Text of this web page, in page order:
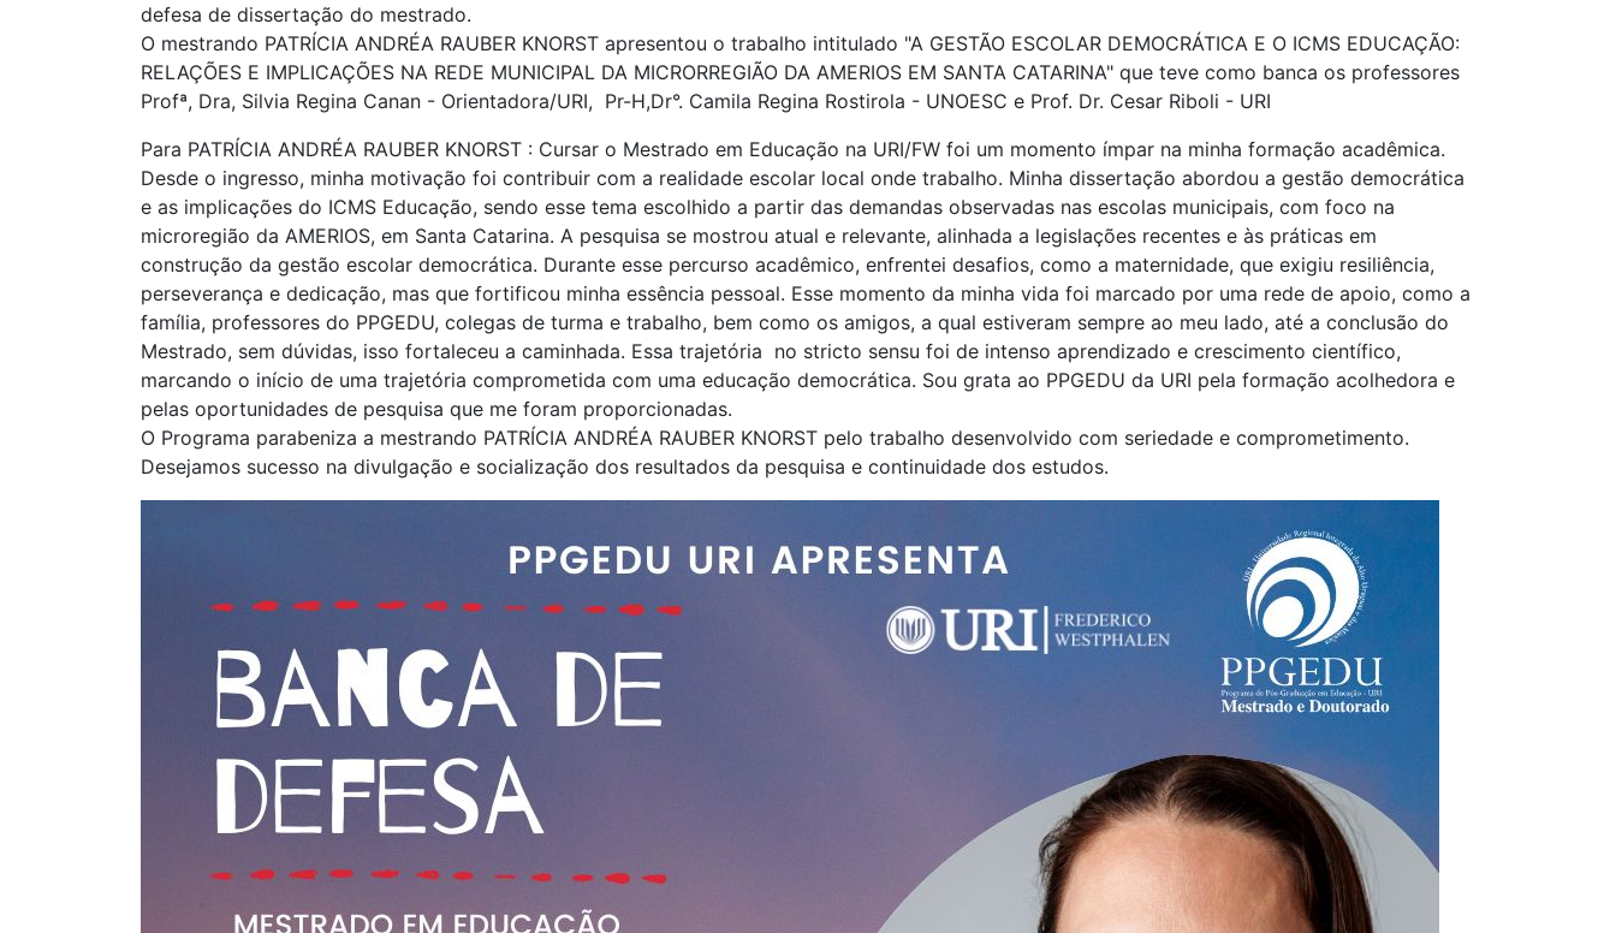
defesa de dissertação do mestrado.
O mestrando PATRÍCIA ANDRÉA RAUBER KNORST apresentou o trabalho intitulado "A GESTÃO ESCOLAR DEMOCRÁTICA E O ICMS EDUCAÇÃO:
RELAÇÕES E IMPLICAÇÕES NA REDE MUNICIPAL DA MICRORREGIÃO DA AMERIOS EM SANTA CATARINA" que teve como banca os professores
Profª, Dra, Silvia Regina Canan - Orientadora/URI, Pr-H,Dr°. Camila Regina Rostirola - UNOESC e Prof. Dr. Cesar Riboli - URI
Para PATRÍCIA ANDRÉA RAUBER KNORST : Cursar o Mestrado em Educação na URI/FW foi um momento ímpar na minha formação acadêmica.
Desde o ingresso, minha motivação foi contribuir com a realidade escolar local onde trabalho. Minha dissertação abordou a gestão democrática
e as implicações do ICMS Educação, sendo esse tema escolhido a partir das demandas observadas nas escolas municipais, com foco na
microregião da AMERIOS, em Santa Catarina. A pesquisa se mostrou atual e relevante, alinhada a legislações recentes e às práticas em
construção da gestão escolar democrática. Durante esse percurso acadêmico, enfrentei desafios, como a maternidade, que exigiu resiliência,
perseverança e dedicação, mas que fortificou minha essência pessoal. Esse momento da minha vida foi marcado por uma rede de apoio, como a
família, professores do PPGEDU, colegas de turma e trabalho, bem como os amigos, a qual estiveram sempre ao meu lado, até a conclusão do
Mestrado, sem dúvidas, isso fortaleceu a caminhada. Essa trajetória no stricto sensu foi de intenso aprendizado e crescimento científico,
marcando o início de uma trajetória comprometida com uma educação democrática. Sou grata ao PPGEDU da URI pela formação acolhedora e
pelas oportunidades de pesquisa que me foram proporcionadas.
O Programa parabeniza a mestrando PATRÍCIA ANDRÉA RAUBER KNORST pelo trabalho desenvolvido com seriedade e comprometimento.
Desejamos sucesso na divulgação e socialização dos resultados da pesquisa e continuidade dos estudos.